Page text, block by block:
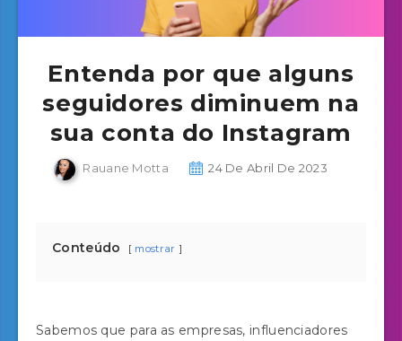
Entenda por que alguns
seguidores diminuem na
sua conta do Instagram
Rauane Motta 24 De Abril De 2023
Conteúdo mostrar
Sabemos que para as empresas, influenciadores